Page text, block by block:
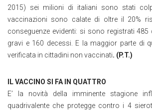
2015) sei milioni di italiani sono stati
vaccinazioni sono calate di oltre il 20%
conseguenze evidenti: si sono registrati
gravi e 160 decessi. E la maggior parte di
verificata in cittadini non vaccinati. (P.T.)
IL VACCINO SI FA IN QUATTRO
E’ la novità della imminente stagione
quadrivalente che protegge contro i 4